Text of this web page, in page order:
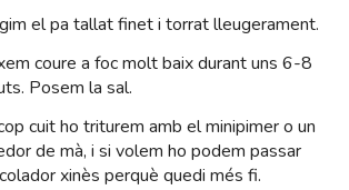
el pa tallat finet i torrat lleugerament.
coure a foc molt baix durant uns 6-8
Posem la sal.
cuit ho triturem amb el minipimer o un
de mà, i si volem ho podem passar
xinès perquè quedi més fi.